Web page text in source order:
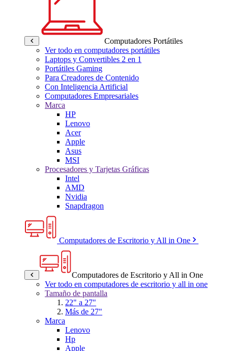
Computadores Portátiles
Ver todo en computadores portátiles
Laptops y Convertibles 2 en 1
Portátiles Gaming
Para Creadores de Contenido
Con Inteligencia Artificial
Computadores Empresariales
Marca
HP
Lenovo
Acer
Apple
Asus
MSI
Procesadores y Tarjetas Gráficas
Intel
AMD
Nvidia
Snapdragon
Computadores de Escritorio y All in One
Computadores de Escritorio y All in One
Ver todo en computadores de escritorio y all in one
Tamaño de pantalla
22" a 27"
Más de 27"
Marca
Lenovo
Hp
Apple